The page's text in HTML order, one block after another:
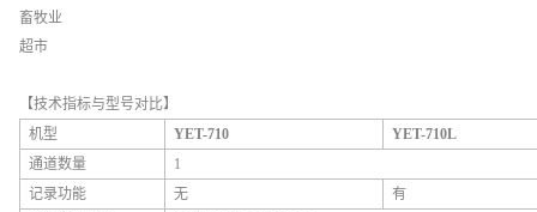
畜牧业
超市
【技术指标与型号对比】
机型
YET-710
YET-710L
通道数量
1
记录功能
无
有